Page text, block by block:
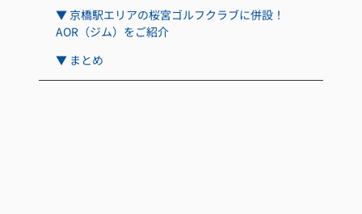
▼ 京橋駅エリアの桜宮ゴルフクラブに併設！
AOR（ジム）をご紹介
▼ まとめ